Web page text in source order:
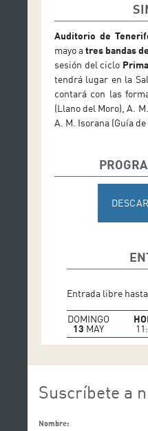
Auditorio de
mayo atres bandas
sesión del ciclo
tendrá lugar en la
contará con las
(Llano del Moro), A.
A. M. Isorana (Guía de
Entrada libre
DOMINGO
13 MAY
Suscríbete a
Nombre: